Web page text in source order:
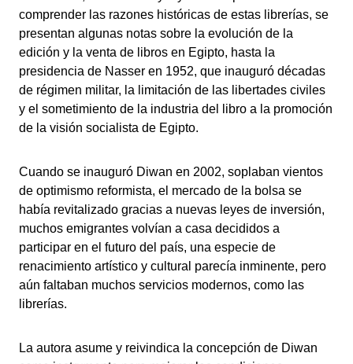
comprender las razones históricas de estas librerías, se
presentan algunas notas sobre la evolución de la
edición y la venta de libros en Egipto, hasta la
presidencia de Nasser en 1952, que inauguró décadas
de régimen militar, la limitación de las libertades civiles
y el sometimiento de la industria del libro a la promoción
de la visión socialista de Egipto.
Cuando se inauguró Diwan en 2002, soplaban vientos
de optimismo reformista, el mercado de la bolsa se
había revitalizado gracias a nuevas leyes de inversión,
muchos emigrantes volvían a casa decididos a
participar en el futuro del país, una especie de
renacimiento artístico y cultural parecía inminente, pero
aún faltaban muchos servicios modernos, como las
librerías.
La autora asume y reivindica la concepción de Diwan